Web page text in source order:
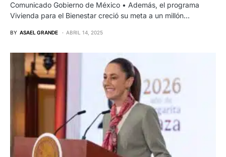
Comunicado Gobierno de México • Además, el programa
Vivienda para el Bienestar creció su meta a un millón…
BY ASAEL GRANDE ABRIL 14, 2025